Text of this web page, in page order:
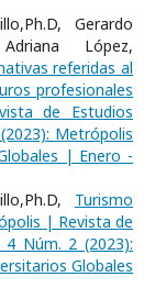
Gerardo
López,
referidas al
profesionales
de Estudios
Metrópolis
| Enero -
Turismo
| Revista de
4 Núm. 2 (2023):
Globales